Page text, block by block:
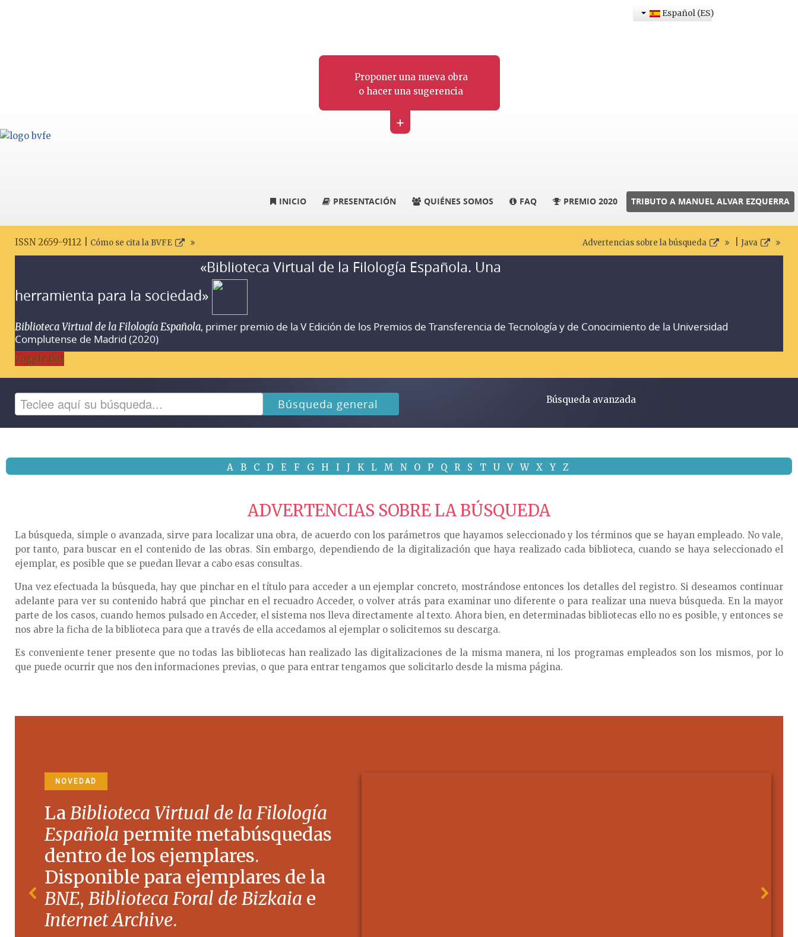
Proponer una nueva obra
o hacer una sugerencia
+
Español (ES)
INICIO PRESENTACIÓN QUIÉNES SOMOS FAQ PREMIO 2020 TRIBUTO A MANUEL ALVAR EZQUERRA
ISSN 2659-9112 | Cómo se cita la BVFE Advertencias sobre la búsqueda Java
«Biblioteca Virtual de la Filología Española. Una
herramienta para la sociedad»
Biblioteca Virtual de la Filología Española, primer premio de la V Edición de los Premios de Transferencia de Tecnología y de Conocimiento de la Universidad
Complutense de Madrid (2020)
Toggle Bar
Búsqueda general Búsqueda avanzada
A B C D E F G H I J K L M N O P Q R S T U V W X Y Z
ADVERTENCIAS SOBRE LA BÚSQUEDA
La búsqueda, simple o avanzada, sirve para localizar una obra, de acuerdo con los parámetros que hayamos seleccionado y los términos que se hayan empleado. No vale,
por tanto, para buscar en el contenido de las obras. Sin embargo, dependiendo de la digitalización que haya realizado cada biblioteca, cuando se haya seleccionado el
ejemplar, es posible que se puedan llevar a cabo esas consultas.
Una vez efectuada la búsqueda, hay que pinchar en el título para acceder a un ejemplar concreto, mostrándose entonces los detalles del registro. Si deseamos continuar
adelante para ver su contenido habrá que pinchar en el recuadro Acceder, o volver atrás para examinar uno diferente o para realizar una nueva búsqueda. En la mayor
parte de los casos, cuando hemos pulsado en Acceder, el sistema nos lleva directamente al texto. Ahora bien, en determinadas bibliotecas ello no es posible, y entonces se
nos abre la ficha de la biblioteca para que a través de ella accedamos al ejemplar o solicitemos su descarga.
Es conveniente tener presente que no todas las bibliotecas han realizado las digitalizaciones de la misma manera, ni los programas empleados son los mismos, por lo
que puede ocurrir que nos den informaciones previas, o que para entrar tengamos que solicitarlo desde la misma página.
NOVEDAD
LaBiblioteca Virtual de la Filología
Española permite metabúsquedas
dentro de los ejemplares.
Disponible para ejemplares de la
BNE, Biblioteca Foral de Bizkaia e
Internet Archive.